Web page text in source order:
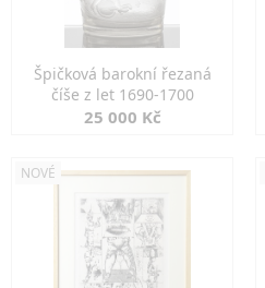
Špičková barokní řezaná
číše z let 1690-1700
25 000 Kč
NOVÉ